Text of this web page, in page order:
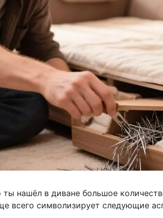
нашёл в диване большое
всего символизирует следующие